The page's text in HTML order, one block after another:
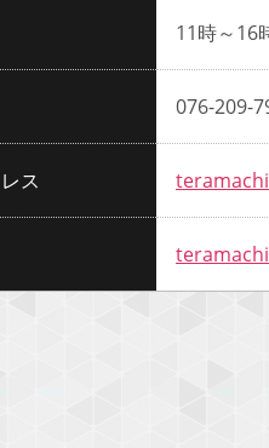
11時～16
076-209-
ス